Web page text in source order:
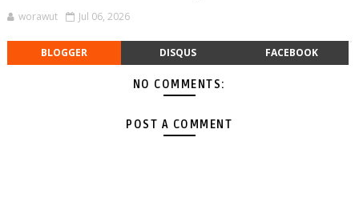
worawut Jul 06, 2026
BLOGGER DISQUS FACEBOOK
NO COMMENTS:
POST A COMMENT